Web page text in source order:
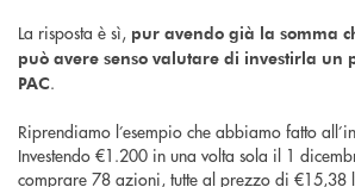
La risposta è sì, pur avendo già la somma
può avere senso valutare di investirla un
PAC.
Riprendiamo l’esempio che abbiamo fatto
Investendo €1.200 in una volta sola il 1
comprare 78 azioni, tutte al prezzo di €15,38